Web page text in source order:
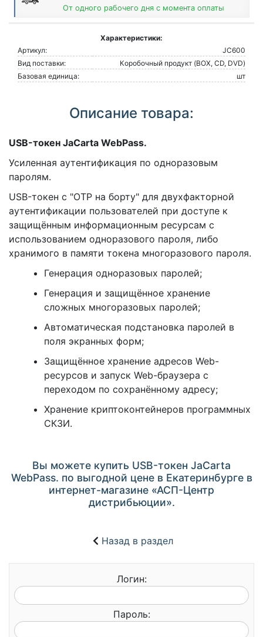
От одного рабочего дня с момента оплаты
Характеристики:
Артикул:
JC600
Вид поставки:
Коробочный продукт (BOX, CD, DVD)
Базовая единица:
шт
Описание товара:
USB-токен JaCarta WebPass.
Усиленная аутентификация по одноразовым
паролям.
USB-токен с "OTP на борту" для двухфакторной
аутентификации пользователей при доступе к
защищённым информационным ресурсам с
использованием одноразового пароля, либо
хранимого в памяти токена многоразового пароля.
Генерация одноразовых паролей;
Генерация и защищённое хранение
сложных многоразовых паролей;
Автоматическая подстановка паролей в
поля экранных форм;
Защищённое хранение адресов Web-
ресурсов и запуск Web-браузера с
переходом по сохранённому адресу;
Хранение криптоконтейнеров программных
СКЗИ.
Вы можете купить USB-токен JaCarta
WebPass. по выгодной цене в Екатеринбурге в
интернет-магазине «АСП-Центр
дистрибьюции».
Назад в раздел
Логин:
Пароль: